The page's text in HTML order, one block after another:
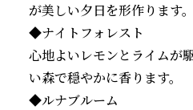
が美しい夕日を形作ります。
◆ナイトフォレスト
心地よいレモンとライムが
い森で穏やかに香ります。
◆ルナブルーム